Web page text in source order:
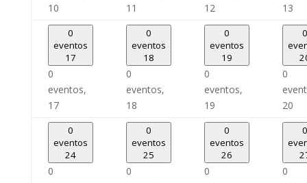
10
11
12
13
0
eventos
17
0
eventos,
17
0
eventos
18
0
eventos,
18
0
eventos
19
0
eventos,
19
0
0
20
0
eventos
24
0
0
eventos
25
0
0
eventos
26
0
0
0